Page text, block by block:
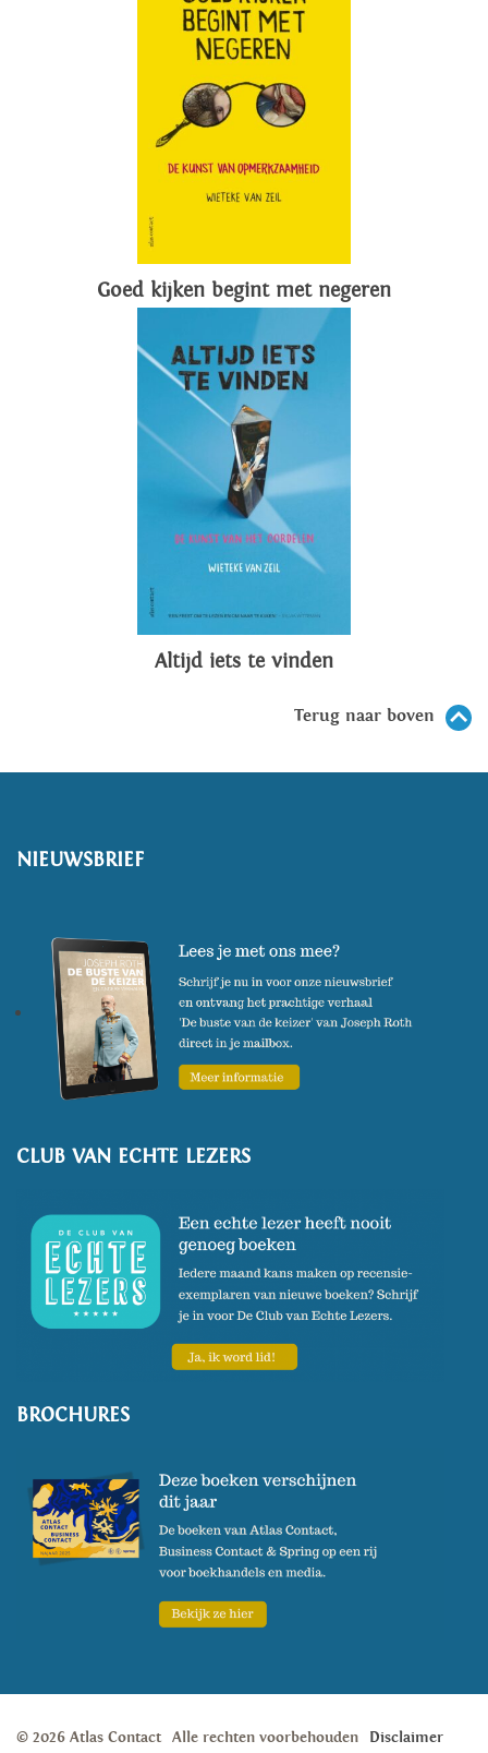
Goed kijken begint met negeren
Altijd iets te vinden
Terug naar boven
NIEUWSBRIEF
CLUB VAN ECHTE LEZERS
BROCHURES
© 2026 Atlas Contact Alle rechten voorbehouden Disclaimer